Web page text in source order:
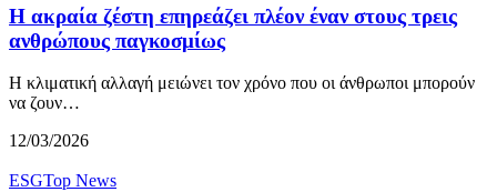
Η ακραία ζέστη επηρεάζει πλέον έναν στους τρεις
ανθρώπους παγκοσμίως
Η κλιματική αλλαγή μειώνει τον χρόνο που οι άνθρωποι μπορούν
να ζουν…
12/03/2026
ESGTop News